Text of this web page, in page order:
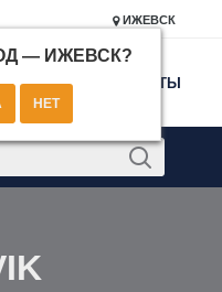
ИЖЕВСК
— ИЖЕВСК?
КОНТАКТЫ